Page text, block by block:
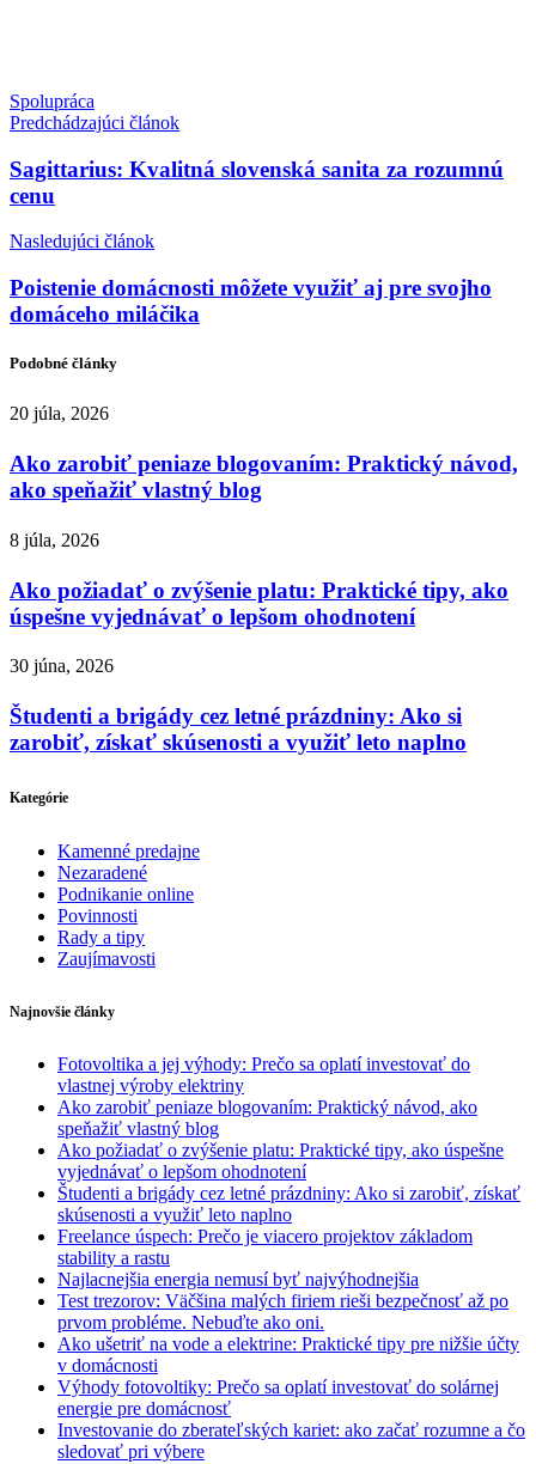
Spolupráca
Predchádzajúci článok
Sagittarius: Kvalitná slovenská sanita za rozumnú
cenu
Nasledujúci článok
Poistenie domácnosti môžete využiť aj pre svojho
domáceho miláčika
Podobné články
20 júla, 2026
Ako zarobiť peniaze blogovaním: Praktický návod,
ako speňažiť vlastný blog
8 júla, 2026
Ako požiadať o zvýšenie platu: Praktické tipy, ako
úspešne vyjednávať o lepšom ohodnotení
30 júna, 2026
Študenti a brigády cez letné prázdniny: Ako si
zarobiť, získať skúsenosti a využiť leto naplno
Kategórie
Kamenné predajne
Nezaradené
Podnikanie online
Povinnosti
Rady a tipy
Zaujímavosti
Najnovšie články
Fotovoltika a jej výhody: Prečo sa oplatí investovať do
vlastnej výroby elektriny
Ako zarobiť peniaze blogovaním: Praktický návod, ako
speňažiť vlastný blog
Ako požiadať o zvýšenie platu: Praktické tipy, ako úspešne
vyjednávať o lepšom ohodnotení
Študenti a brigády cez letné prázdniny: Ako si zarobiť, získať
skúsenosti a využiť leto naplno
Freelance úspech: Prečo je viacero projektov základom
stability a rastu
Najlacnejšia energia nemusí byť najvýhodnejšia
Test trezorov: Väčšina malých firiem rieši bezpečnosť až po
prvom probléme. Nebuďte ako oni.
Ako ušetriť na vode a elektrine: Praktické tipy pre nižšie účty
v domácnosti
Výhody fotovoltiky: Prečo sa oplatí investovať do solárnej
energie pre domácnosť
Investovanie do zberateľských kariet: ako začať rozumne a čo
sledovať pri výbere